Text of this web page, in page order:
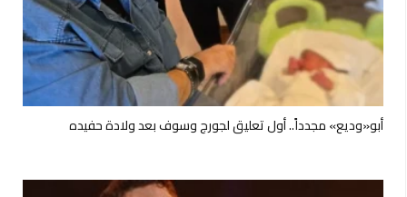
أبو«وديع» مجدداً.. أول تعليق لجورج وسوف بعد ولادة حفيده